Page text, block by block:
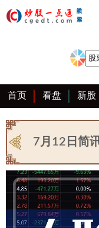
首页 看盘 新股
亮点 创业板 资料
7月12日简